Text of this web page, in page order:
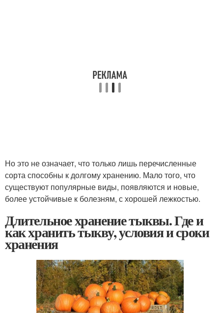
Но это не означает, что только лишь перечисленные
сорта способны к долгому хранению. Мало того, что
существуют популярные виды, появляются и новые,
более устойчивые к болезням, с хорошей лежкостью.
Длительное хранение тыквы. Где и
как хранить тыкву, условия и сроки
хранения